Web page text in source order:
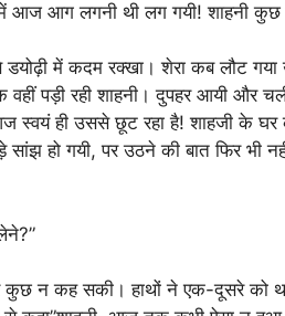
आज आग लगनी थी लग गयी! शाहनी
में कदम रक्खा। शेरा कब लौट
पड़ी रही शाहनी। दुपहर आयी और
स्वयं ही उससे छूट रहा है! शाहजी के
सांझ हो गयी, पर उठने की बात फिर भी
कुछ न कह सकी। हाथों ने एक-दूसरे को